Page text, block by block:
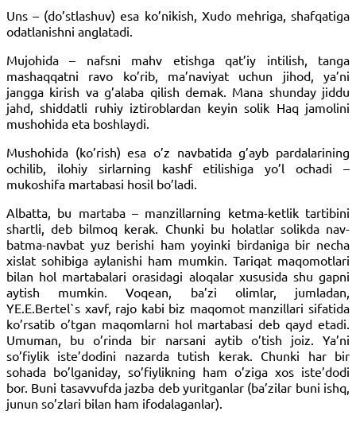
Uns – (do’stlashuv) esa ko’nikish, Xudo mehriga, shafqatiga
odatlanishni anglatadi.
Mujohida – nafsni mahv etishga qat’iy intilish, tanga
mashaqqatni ravo ko’rib, ma’naviyat uchun jihod, ya’ni
jangga kirish va g’alaba qilish demak. Mana shunday jiddu
jahd, shiddatli ruhiy iztiroblardan keyin solik Haq jamolini
mushohida eta boshlaydi.
Mushohida (ko’rish) esa o’z navbatida g’ayb pardalarining
ochilib, ilohiy sirlarning kashf etilishiga yo’l ochadi –
mukoshifa martabasi hosil bo’ladi.
Albatta, bu martaba – manzillarning ketma-ketlik tartibini
shartli, deb bilmoq kerak. Chunki bu holatlar solikda nav-
batma-navbat yuz berishi ham yoyinki birdaniga bir necha
xislat sohibiga aylanishi ham mumkin. Tariqat maqomotlari
bilan hol martabalari orasidagi aloqalar xususida shu gapni
aytish mumkin. Voqean, ba’zi olimlar, jumladan,
YE.E.Bertel`s xavf, rajo kabi biz maqomot manzillari sifatida
ko’rsatib o’tgan maqomlarni hol martabasi deb qayd etadi.
Umuman, bu o’rinda bir narsani aytib o’tish joiz. Ya’ni
so’fiylik iste’dodini nazarda tutish kerak. Chunki har bir
sohada bo’lganiday, so’fiylikning ham o’ziga xos iste’dodi
bor. Buni tasavvufda jazba deb yuritganlar (ba’zilar buni ishq,
junun so’zlari bilan ham ifodalaganlar).